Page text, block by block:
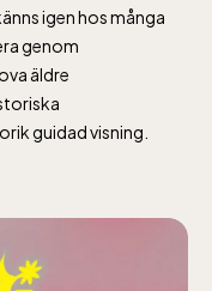
igen hos många
genom
äldre
guidad visning.